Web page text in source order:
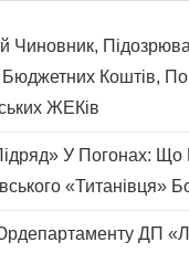
Чиновник,
Бюджетних Коштів,
ЖЕКів
У Погонах: Що
«титанівця»
ДП